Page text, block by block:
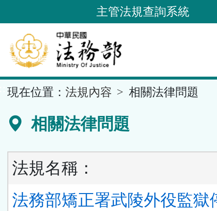
到
要
內
容
區
主管法規查詢系統
現在位置： 法規內容 相關法律問題
相關法律問題
法規名稱：
法務部矯正署武陵外役監獄